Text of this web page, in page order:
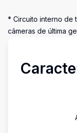
* Circuito interno de
câmeras de última